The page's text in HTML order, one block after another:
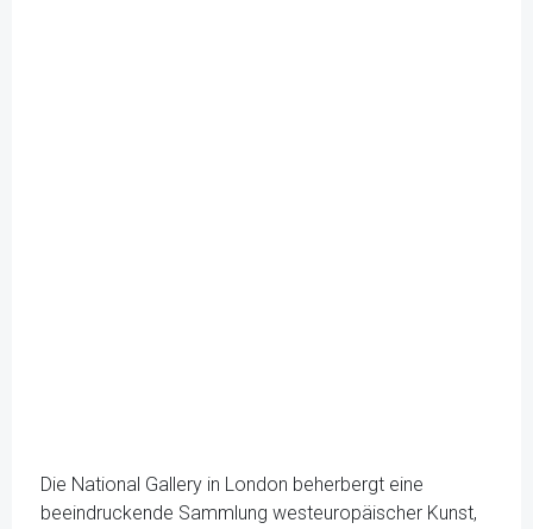
Die National Gallery in London beherbergt eine
beeindruckende Sammlung westeuropäischer Kunst,